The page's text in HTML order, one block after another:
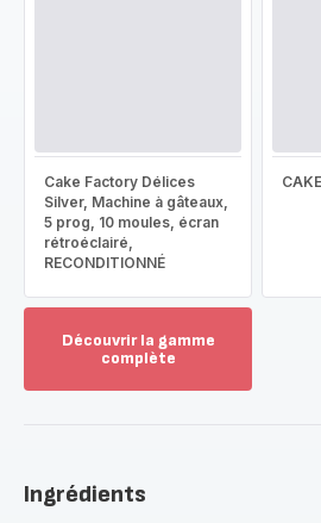
Cake Factory Délices
Silver, Machine à gâteaux,
5 prog, 10 moules, écran
rétroéclairé,
RECONDITIONNÉ
Découvrir la gamme
complète
gamme
Ingrédients